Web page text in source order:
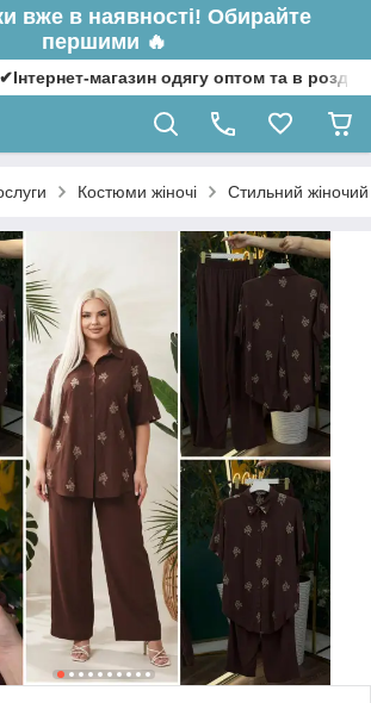
вже в наявності! Обирайте
першими 🔥
магазин одягу оптом та в
Костюми жіночі Стильний